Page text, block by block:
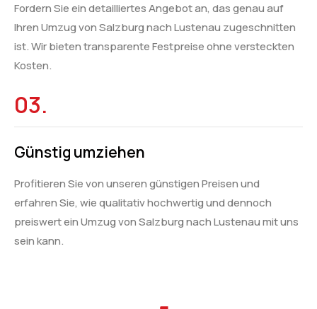
Fordern Sie ein detailliertes Angebot an, das genau auf
Ihren Umzug von Salzburg nach Lustenau zugeschnitten
ist. Wir bieten transparente Festpreise ohne versteckten
Kosten.
03.
Günstig umziehen
Profitieren Sie von unseren günstigen Preisen und
erfahren Sie, wie qualitativ hochwertig und dennoch
preiswert ein Umzug von Salzburg nach Lustenau mit uns
sein kann.